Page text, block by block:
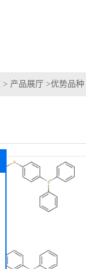
> 产品展厅 >优势品种